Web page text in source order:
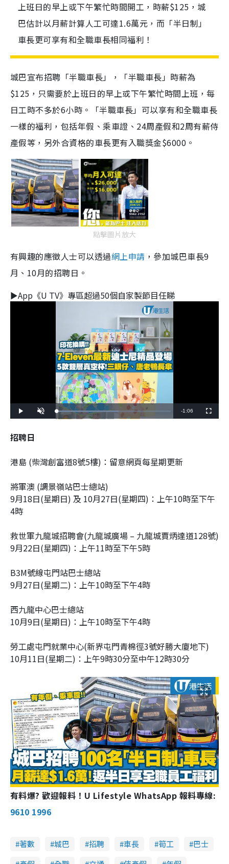
上班日的早上或下午繁忙時間開工，時薪$125，城
巴估計以月薪計算人工可達1.6萬元，而「半日制」
車長更可享有和全職車長相同福利！
城巴宣布招聘「半職車長」，「半職車長」時薪為
$125，只需要於上班日的早上或下午繁忙時間上班，每
日工時不多於6小時。「半職車長」可以享有和全職車長
一樣的福利，包括年假、乘車證、24周產假和2周有薪侍
產假等，另外合資格的車長更有入職獎金$6000。
點擊圖片放大
有興趣的應徵人士可以透過網上申請 ，參加城巴車長9
月、10月的招聘日。
►App《U TV》專區超過50個自家製節目任睇
Play Unmute Loaded:
54.60%
Remaining
-1:06 Fullscreen
招聘日
港島 (柴灣創富道8號5樓)：留意網頁每星期更新
將軍澳 (調景嶺站巴士總站)
9月18日(星期日) 及 10月27日(星期四)：上午10時至下午
4時
救世軍九龍城招聘會(九龍城廣場 – 九龍城賈炳達道128號)
9月22日(星期四)：上午11時至下午5時
B3M號線屯門站巴士總站
9月27日(星期二)：上午10時至下午4時
西九龍中心巴士總站
10月9日(星期日)：上午10時至下午4時
勞工處屯門就業中心(新界屯門青棉徑3號好勝大廈地下)
10月11日(星期二)：上午9時30分至中午12時30分
有料爆? 歡迎報料！U Lifestyle WhatsApp 報料專線:
9610 1996
著數 城巴 招聘 車長 筍工
巴士